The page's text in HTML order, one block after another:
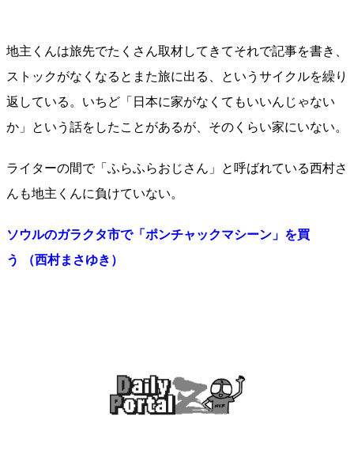
地主くんは旅先でたくさん取材してきてそれで記事を書き、
ストックがなくなるとまた旅に出る、というサイクルを繰り
返している。いちど「日本に家がなくてもいいんじゃない
か」という話をしたことがあるが、そのくらい家にいない。
ライターの間で「ふらふらおじさん」と呼ばれている西村さ
んも地主くんに負けていない。
ソウルのガラクタ市で「ポンチャックマシーン」を買
う （西村まさゆき）